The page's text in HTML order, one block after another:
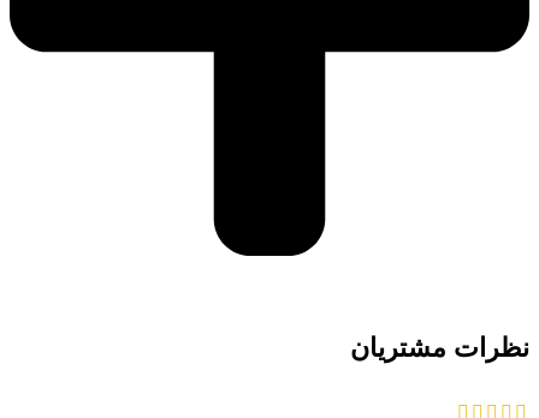
نظرات مشتریان